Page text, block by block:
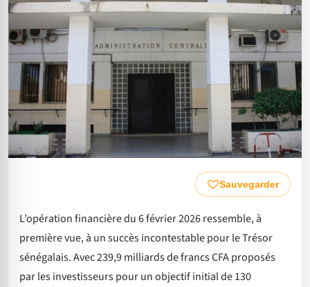
Sauvegarder
L’opération financière du 6 février 2026 ressemble, à
première vue, à un succès incontestable pour le Trésor
sénégalais. Avec 239,9 milliards de francs CFA proposés
par les investisseurs pour un objectif initial de 130